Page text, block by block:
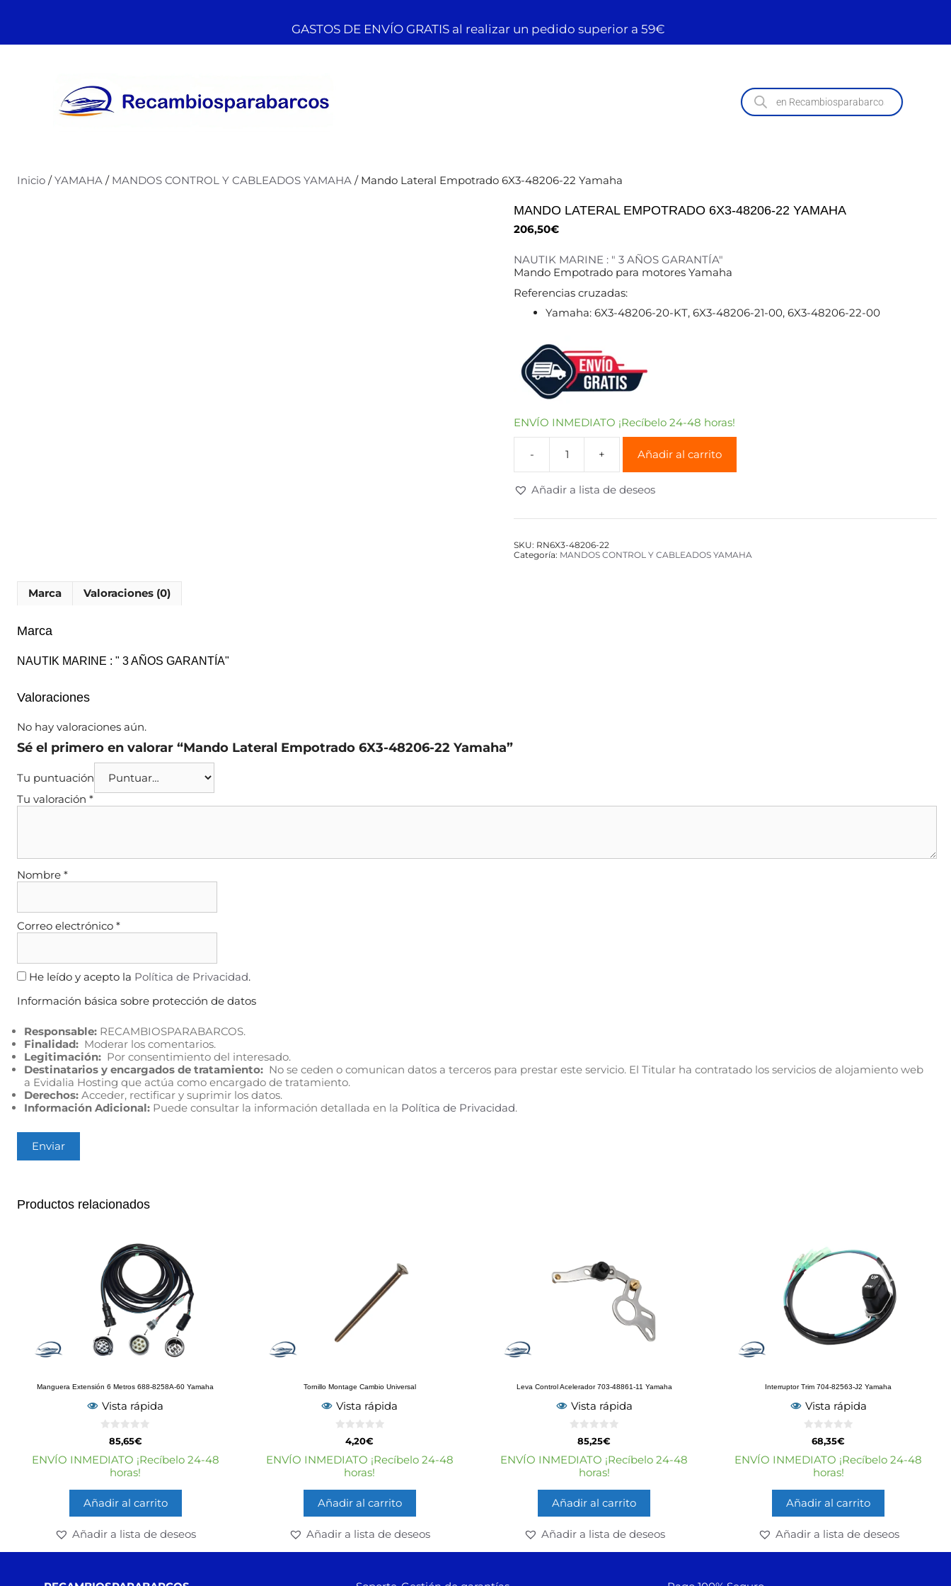
GASTOS DE ENVÍO GRATIS al realizar un pedido superior a 59€
Inicio /YAMAHA / MANDOS CONTROL Y CABLEADOS YAMAHA / Mando Lateral Empotrado 6X3-48206-22 Yamaha
MANDO LATERAL EMPOTRADO 6X3-48206-22 YAMAHA
206,50€
NAUTIK MARINE : " 3 AÑOS GARANTÍA"
Mando Empotrado para motores Yamaha
Referencias cruzadas:
Yamaha: 6X3-48206-20-KT, 6X3-48206-21-00, 6X3-48206-22-00
ENVÍO INMEDIATO ¡Recíbelo 24-48 horas!
Añadir al carrito
Añadir a lista de deseos
SKU: RN6X3-48206-22
Categoría: MANDOS CONTROL Y CABLEADOS YAMAHA
Marca Valoraciones (0)
Marca
NAUTIK MARINE : " 3 AÑOS GARANTÍA"
Valoraciones
No hay valoraciones aún.
Sé el primero en valorar “Mando Lateral Empotrado 6X3-48206-22 Yamaha”
Tu puntuación
Tu valoración *
Nombre *
Correo electrónico *
He leído y acepto la Política de Privacidad.
Información básica sobre protección de datos
Responsable: RECAMBIOSPARABARCOS.
Finalidad: Moderar los comentarios.
Legitimación: Por consentimiento del interesado.
Destinatarios y encargados de tratamiento: No se ceden o comunican datos a terceros para prestar este servicio. El Titular ha contratado los servicios de alojamiento web
a Evidalia Hosting que actúa como encargado de tratamiento.
Derechos: Acceder, rectificar y suprimir los datos.
Información Adicional: Puede consultar la información detallada en la Política de Privacidad.
Productos relacionados
Manguera Extensión 6 Metros 688-8258A-60 Yamaha
Vista rápida
e
5
85,65€
ENVÍO INMEDIATO ¡Recíbelo 24-48
horas!
Añadir al carrito
Añadir a lista de deseos
Tornillo Montage Cambio Universal
Vista rápida
e
5
4,20€
ENVÍO INMEDIATO ¡Recíbelo 24-48
horas!
Añadir al carrito
Añadir a lista de deseos
Leva Control Acelerador 703-48861-11 Yamaha
Vista rápida
e
5
85,25€
ENVÍO INMEDIATO ¡Recíbelo 24-48
horas!
Añadir al carrito
Añadir a lista de deseos
Interruptor Trim 704-82563-J2 Yamaha
Vista rápida
e
5
68,35€
ENVÍO INMEDIATO ¡Recíbelo 24-48
horas!
Añadir al carrito
Añadir a lista de deseos